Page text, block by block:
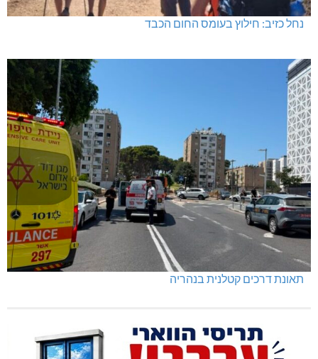
נחל כזיב: חילוץ בעומס החום הכבד
תאונת דרכים קטלנית בנהריה